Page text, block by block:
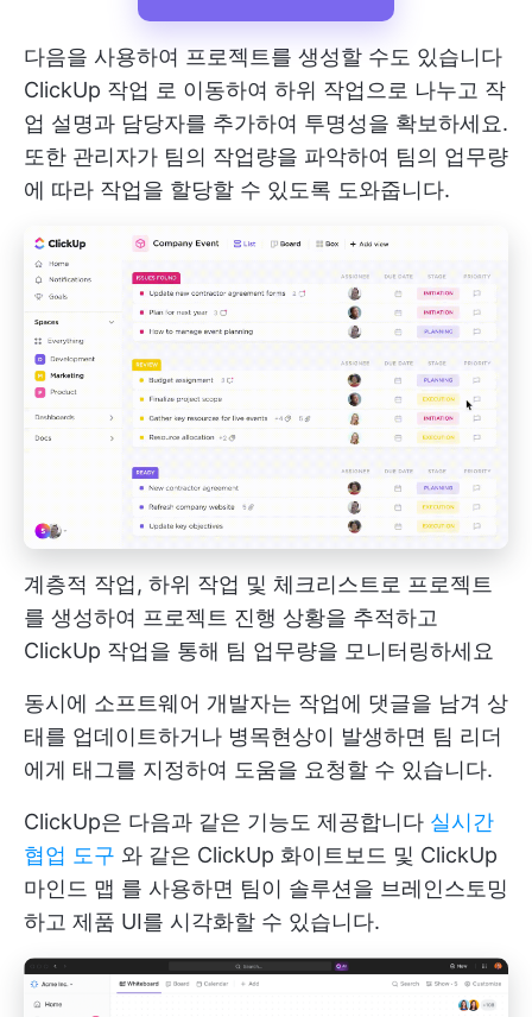
다음을 사용하여 프로젝트를 생성할 수도 있습니다
ClickUp 작업 로 이동하여 하위 작업으로 나누고 작
업 설명과 담당자를 추가하여 투명성을 확보하세요.
또한 관리자가 팀의 작업량을 파악하여 팀의 업무량
에 따라 작업을 할당할 수 있도록 도와줍니다.
계층적 작업, 하위 작업 및 체크리스트로 프로젝트
를 생성하여 프로젝트 진행 상황을 추적하고
ClickUp 작업을 통해 팀 업무량을 모니터링하세요
동시에 소프트웨어 개발자는 작업에 댓글을 남겨 상
태를 업데이트하거나 병목현상이 발생하면 팀 리더
에게 태그를 지정하여 도움을 요청할 수 있습니다.
ClickUp은 다음과 같은 기능도 제공합니다 실시간
협업 도구 와 같은 ClickUp 화이트보드 및 ClickUp
마인드 맵 를 사용하면 팀이 솔루션을 브레인스토밍
하고 제품 UI를 시각화할 수 있습니다.